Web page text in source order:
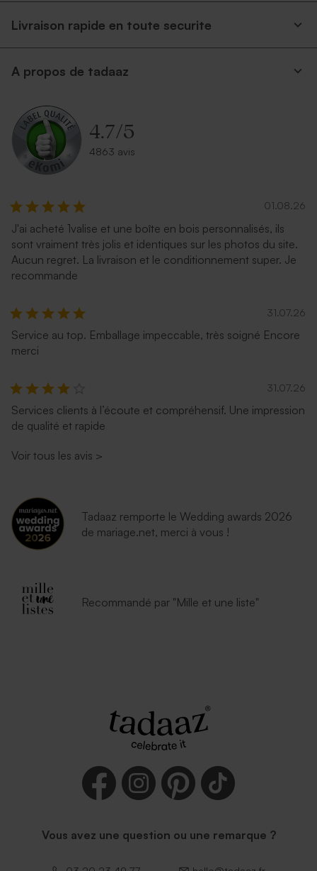
Enveloppe fête terracotta
Enveloppe rectangle bleu
nuit
Enveloppe dorée rectangle
Enveloppe fête mouchetée
papier naturel
Enveloppe fête émeraude
Enveloppe fête lavande
Livraison rapide en toute securite
A propos de tadaaz
4.7/5
4863 avis
01.08.26
J'ai acheté 1valise et une boîte en bois personnalisés, ils
sont vraiment très jolis et identiques sur les photos du site.
Aucun regret. La livraison et le conditionnement super. Je
recommande
31.07.26
Service au top. Emballage impeccable, très soigné Encore
merci
31.07.26
Services clients à l’écoute et compréhensif. Une impression
de qualité et rapide
Voir tous les avis >
Tadaaz remporte le Wedding awards 2026
de mariage.net, merci à vous !
Recommandé par "Mille et une liste"
Vous avez une question ou une remarque ?